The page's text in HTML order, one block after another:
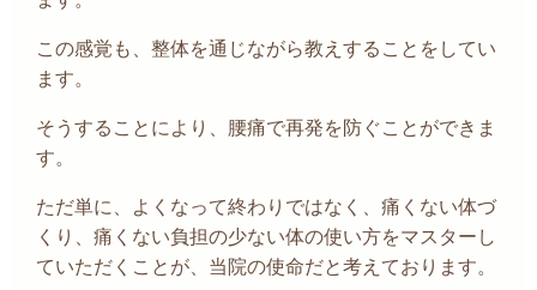
この感覚も、整体を通じながら教えすることをしてい
ます。
そうすることにより、腰痛で再発を防ぐことができま
す。
ただ単に、よくなって終わりではなく、痛くない体づ
くり、痛くない負担の少ない体の使い方をマスターし
ていただくことが、当院の使命だと考えております。